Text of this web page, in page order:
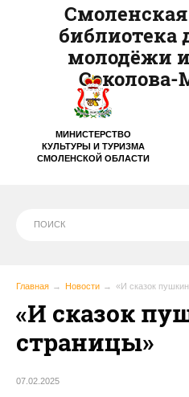
МИНИСТЕРСТВО
КУЛЬТУРЫ И ТУРИЗМА
СМОЛЕНСКОЙ ОБЛАСТИ
библиотека
молодёжи
Главная Новости «И сказок
«И сказок
страницы»
07.02.2025